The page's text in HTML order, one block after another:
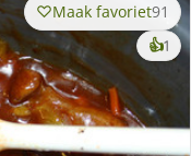
Maak favoriet91
👍1